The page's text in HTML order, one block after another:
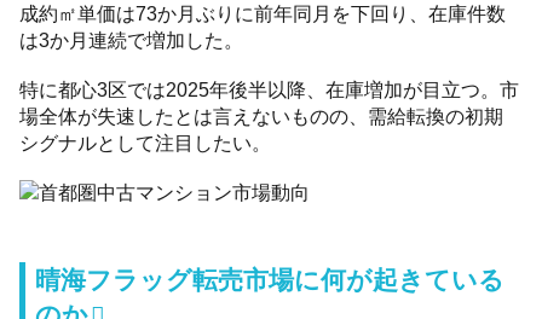
成約㎡単価は73か月ぶりに前年同月を下回り、在庫件数
は3か月連続で増加した。
特に都心3区では2025年後半以降、在庫増加が目立つ。市
場全体が失速したとは言えないものの、需給転換の初期
シグナルとして注目したい。
晴海フラッグ転売市場に何が起きている